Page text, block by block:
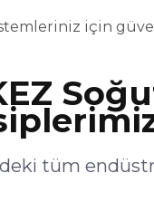
için
tüm